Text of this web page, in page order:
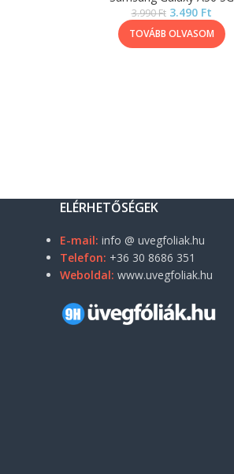
3.990Ft 3.490 Ft
TOVÁBB OLVASOM
ELÉRHETŐSÉGEK
E-mail: info @ uvegfoliak.hu
Telefon: +36 30 8686 351
Weboldal: www.uvegfoliak.hu